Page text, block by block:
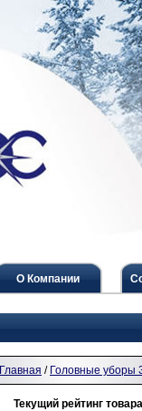
О Компании
Главная / Головные уборы
Текущий рейтинг